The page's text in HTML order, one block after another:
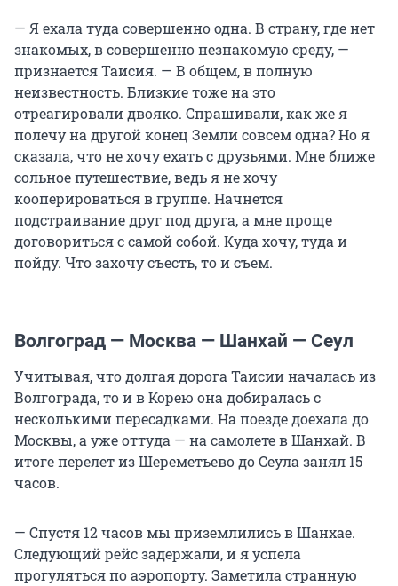
— Я ехала туда совершенно одна. В страну, где нет
знакомых, в совершенно незнакомую среду, —
признается Таисия. — В общем, в полную
неизвестность. Близкие тоже на это
отреагировали двояко. Спрашивали, как же я
полечу на другой конец Земли совсем одна? Но я
сказала, что не хочу ехать с друзьями. Мне ближе
сольное путешествие, ведь я не хочу
кооперироваться в группе. Начнется
подстраивание друг под друга, а мне проще
договориться с самой собой. Куда хочу, туда и
пойду. Что захочу съесть, то и съем.
Волгоград — Москва — Шанхай — Сеул
Учитывая, что долгая дорога Таисии началась из
Волгограда, то и в Корею она добиралась с
несколькими пересадками. На поезде доехала до
Москвы, а уже оттуда — на самолете в Шанхай. В
итоге перелет из Шереметьево до Сеула занял 15
часов.
— Спустя 12 часов мы приземлились в Шанхае.
Следующий рейс задержали, и я успела
прогуляться по аэропорту. Заметила странную